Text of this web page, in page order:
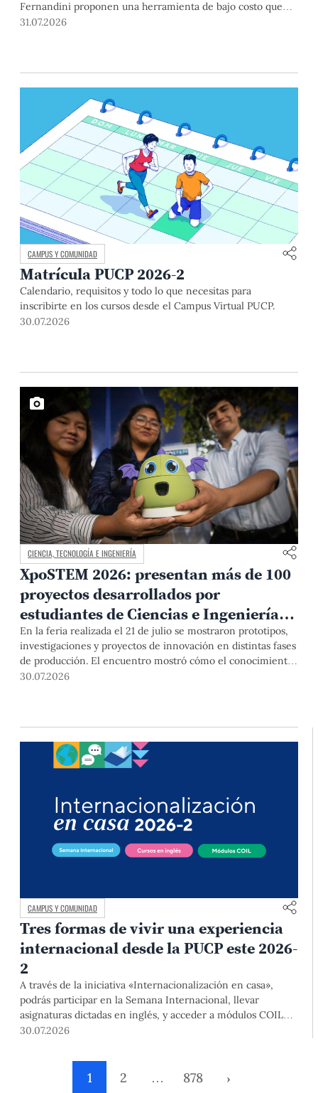
Fernandini proponen una herramienta de bajo costo que
combina datos abiertos, mapas, sistemas de información
31.07.2026
CAMPUS Y COMUNIDAD
Matrícula PUCP 2026-2
Calendario, requisitos y todo lo que necesitas para
inscribirte en los cursos desde el Campus Virtual PUCP.
30.07.2026
CIENCIA, TECNOLOGÍA E INGENIERÍA
XpoSTEM 2026: presentan más de 100
proyectos desarrollados por
estudiantes de Ciencias e Ingeniería
PUCP orientados a atender
necesidades del país
En la feria realizada el 21 de julio se mostraron prototipos,
investigaciones y proyectos de innovación en distintas fases
de producción. El encuentro mostró cómo el conocimiento
adquirido en las aulas puede responder a desafíos concretos
30.07.2026
CAMPUS Y COMUNIDAD
Tres formas de vivir una experiencia
internacional desde la PUCP este 2026-
2
A través de la iniciativa «Internacionalización en casa»,
podrás participar en la Semana Internacional, llevar
asignaturas dictadas en inglés, y acceder a módulos COIL
junto con estudiantes y docentes de universidades
mediante el Campus Virtual, durante la Matrícula 2026-2.
30.07.2026
1 2 … 878 ›